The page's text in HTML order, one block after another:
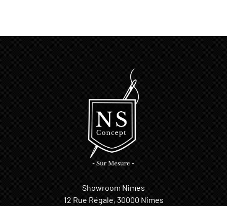
Showroom Nîmes
12 Rue Régale, 30000 Nîmes